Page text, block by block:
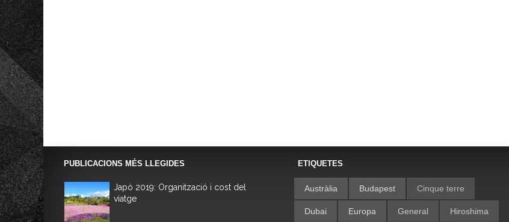
PUBLICACIONS MÉS LLEGIDES
Japó 2019: Organització i cost del
viatge
ETIQUETES
Austràlia Budapest Cinque terre
Dubai Europa General Hiroshima